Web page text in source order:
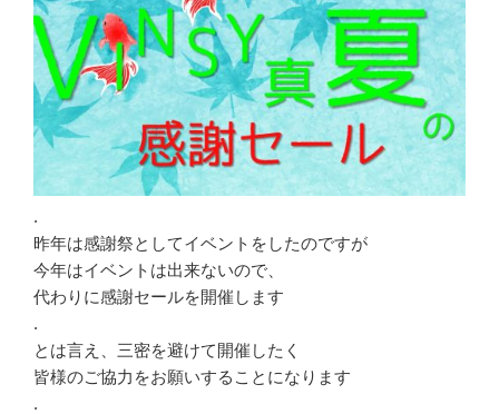
.
昨年は感謝祭としてイベントをしたのですが
今年はイベントは出来ないので、
代わりに感謝セールを開催します
.
とは言え、三密を避けて開催したく
皆様のご協力をお願いすることになります
.